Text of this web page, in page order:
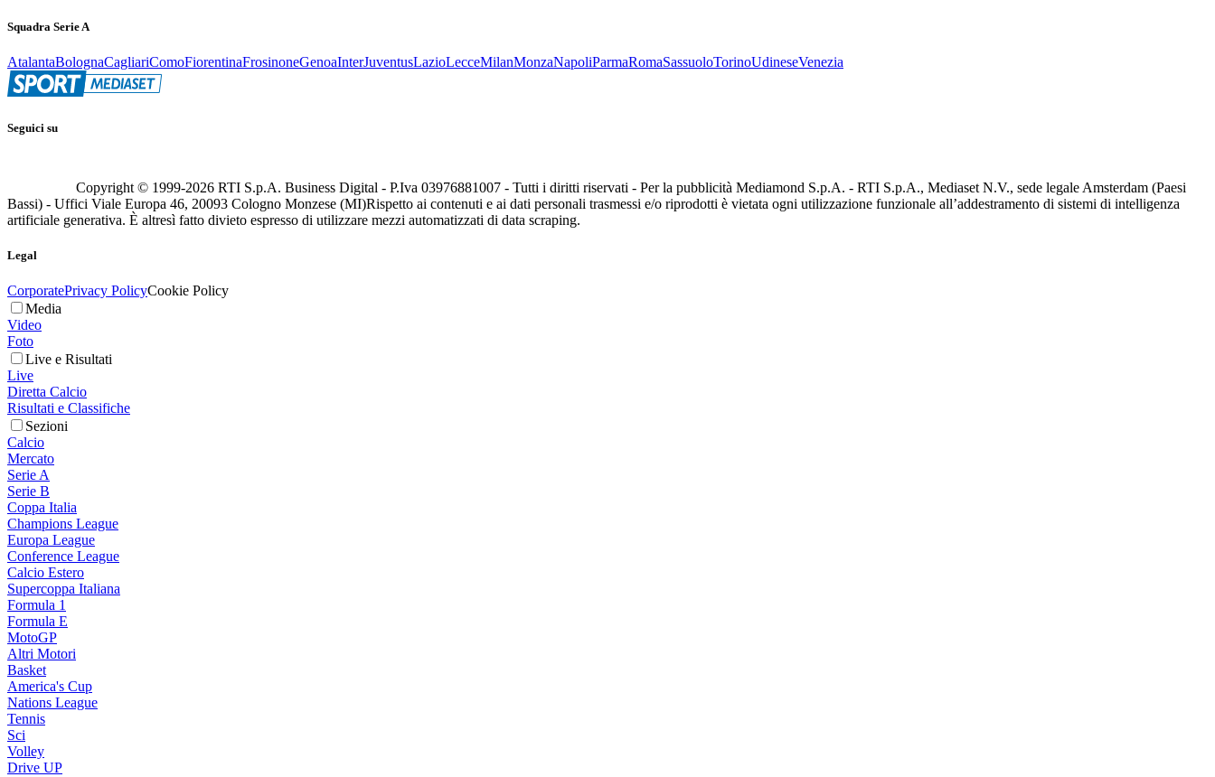
Squadra Serie A
AtalantaBolognaCagliariComoFiorentinaFrosinoneGenoaInterJuventusLazioLecceMilanMonzaNapoliParmaRomaSassuoloTorinoUdineseVenezia
Seguici su
Copyright © 1999-2026 RTI S.p.A. Business Digital - P.Iva 03976881007 - Tutti i diritti riservati - Per la pubblicità Mediamond S.p.A. - RTI S.p.A., Mediaset N.V., sede legale Amsterdam (Paesi
Bassi) - Uffici Viale Europa 46, 20093 Cologno Monzese (MI)Rispetto ai contenuti e ai dati personali trasmessi e/o riprodotti è vietata ogni utilizzazione funzionale all’addestramento di sistemi di intelligenza
artificiale generativa. È altresì fatto divieto espresso di utilizzare mezzi automatizzati di data scraping.
Legal
CorporatePrivacy PolicyCookie Policy
Media
Video
Foto
Live e Risultati
Live
Diretta Calcio
Risultati e Classifiche
Sezioni
Calcio
Mercato
Serie A
Serie B
Coppa Italia
Champions League
Europa League
Conference League
Calcio Estero
Supercoppa Italiana
Formula 1
Formula E
MotoGP
Altri Motori
Basket
America's Cup
Nations League
Tennis
Sci
Volley
Drive UP